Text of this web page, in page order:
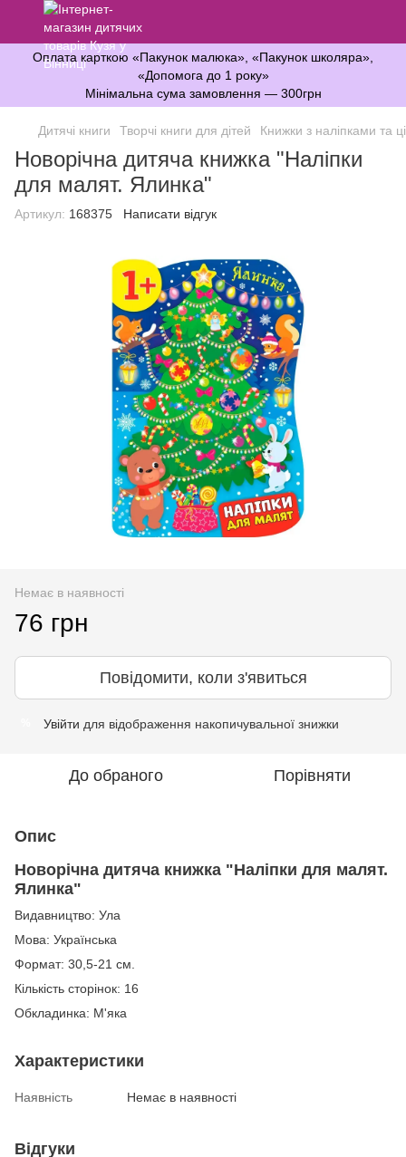
Оплата карткою «Пакунок малюка», «Пакунок школяра»,
«Допомога до 1 року»
Мінімальна сума замовлення — 300грн
Дитячі книги Творчі книги для дітей Книжки з наліпками та
Новорічна дитяча книжка "Наліпки
для малят. Ялинка"
Артикул: 168375 Написати відгук
Немає в наявності
76 грн
Повідомити, коли з'явиться
Увійти для відображення накопичувальної знижки
До обраного Порівняти
Опис
Новорічна дитяча книжка "Наліпки для малят.
Ялинка"
Видавництво: Ула
Мова: Українська
Формат: 30,5-21 см.
Кількість сторінок: 16
Обкладинка: М'яка
Характеристики
Наявність Немає в наявності
Відгуки